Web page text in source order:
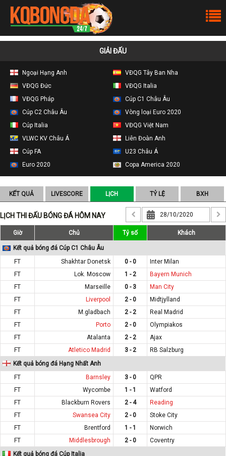
GIẢI ĐẤU
Ngoại Hạng Anh
VĐQG Tây Ban Nha
VĐQG Đức
VĐQG Italia
VĐQG Pháp
Cúp C1 Châu Âu
Cúp C2 Châu Âu
Vòng loại Euro 2020
Cúp Italia
VĐQG Việt Nam
VLWC KV Châu Á
Liên Đoàn Anh
Cúp FA
U23 Châu Á
Euro 2020
Copa America 2020
KẾT QUẢ LIVESCORE LỊCH TỶ LỆ BXH
LỊCH THI ĐẤU BÓNG ĐÁ HÔM NAY
Giờ Chủ Tỷ số Khách
Kết quả bóng đá Cúp C1 Châu Âu
FT
Shakhtar Donetsk 0 - 0
Inter Milan
FT
Lok. Moscow 1 - 2
Bayern Munich
FT
Marseille 0 - 3
Man City
FT
Liverpool 2 - 0
Midtjylland
FT
M.gladbach 2 - 2
Real Madrid
FT
Porto 2 - 0
Olympiakos
FT
Atalanta 2 - 2
Ajax
FT
Atletico Madrid 3 - 2
RB Salzburg
Kết quả bóng đá Hạng Nhất Anh
FT
Barnsley 3 - 0
QPR
FT
Wycombe 1 - 1
Watford
FT
Blackburn Rovers 2 - 4
Reading
FT
Swansea City 2 - 0
Stoke City
FT
Brentford 1 - 1
Norwich
FT
Middlesbrough 2 - 0
Coventry
Kết quả bóng đá Cúp Italia